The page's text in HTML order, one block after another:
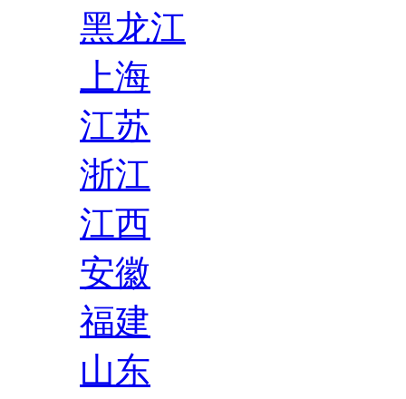
黑龙江
上海
江苏
浙江
江西
安徽
福建
山东